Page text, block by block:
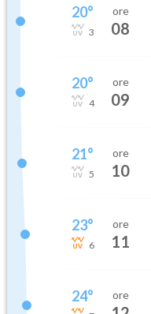
20°
3
ore
08
20°
4
ore
09
21°
5
ore
10
23°
6
ore
11
24° ore